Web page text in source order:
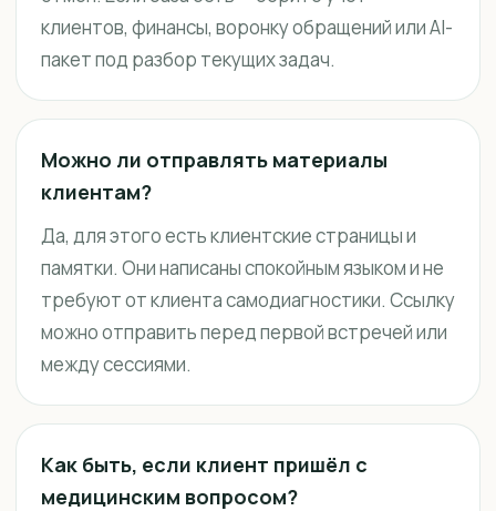
клиентов, финансы, воронку обращений или AI-
пакет под разбор текущих задач.
Можно ли отправлять материалы
клиентам?
Да, для этого есть клиентские страницы и
памятки. Они написаны спокойным языком и не
требуют от клиента самодиагностики. Ссылку
можно отправить перед первой встречей или
между сессиями.
Как быть, если клиент пришёл с
медицинским вопросом?